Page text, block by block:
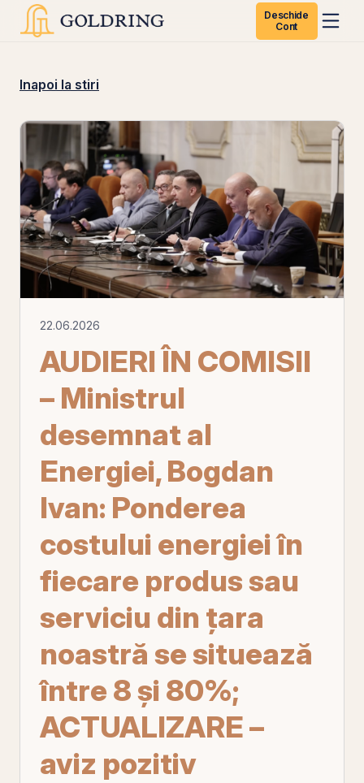
Deschide
Cont
Inapoi la stiri
22.06.2026
AUDIERI ÎN COMISII
– Ministrul
desemnat al
Energiei, Bogdan
Ivan: Ponderea
costului energiei în
fiecare produs sau
serviciu din ţara
noastră se situează
între 8 şi 80%;
ACTUALIZARE –
aviz pozitiv